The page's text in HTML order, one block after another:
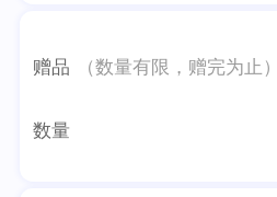
赠品 （数量有限，赠完为止）
数量